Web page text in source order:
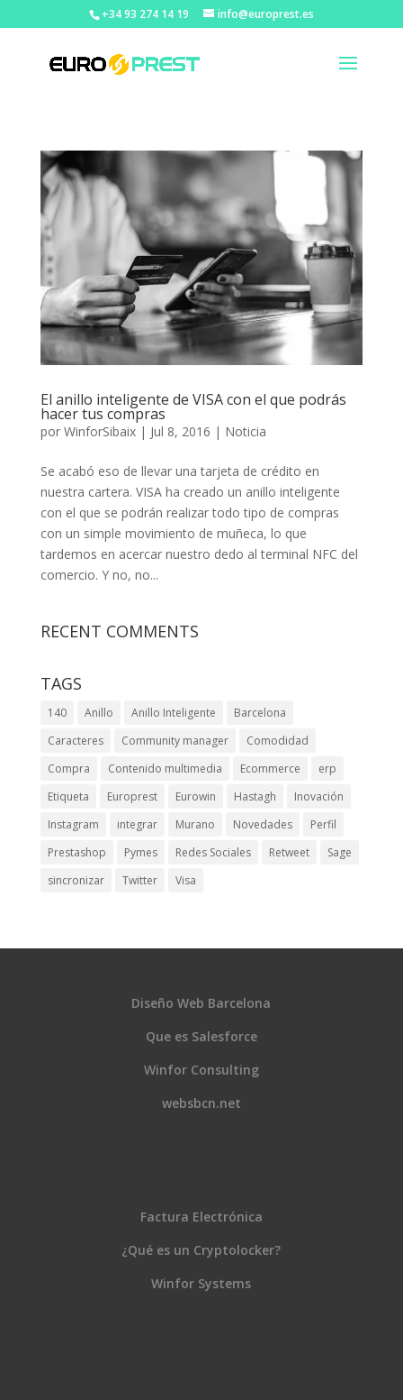
+34 93 274 14 19 info@europrest.es
El anillo inteligente de VISA con el que podrás
hacer tus compras
por WinforSibaix| Jul 8, 2016 | Noticia
Se acabó eso de llevar una tarjeta de crédito en
nuestra cartera. VISA ha creado un anillo inteligente
con el que se podrán realizar todo tipo de compras
con un simple movimiento de muñeca, lo que
tardemos en acercar nuestro dedo al terminal NFC del
comercio. Y no, no...
RECENT COMMENTS
TAGS
140 Anillo Anillo Inteligente
Barcelona
Caracteres
Community manager
Comodidad
Compra
Contenido multimedia Ecommerce
erp
Etiqueta
Europrest Eurowin Hastagh
Inovación
Instagram
integrar Murano Novedades
Perfil
Prestashop
Pymes Redes Sociales Retweet
Sage
sincronizar
Twitter Visa
Diseño Web Barcelona
Que es Salesforce
Winfor Consulting
websbcn.net
Factura Electrónica
¿Qué es un Cryptolocker?
Winfor Systems